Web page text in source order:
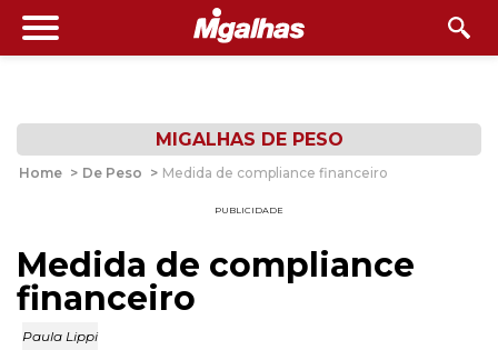
MIGALHAS DE PESO
Home > De Peso > Medida de compliance financeiro
PUBLICIDADE
Medida de compliance
financeiro
Paula Lippi